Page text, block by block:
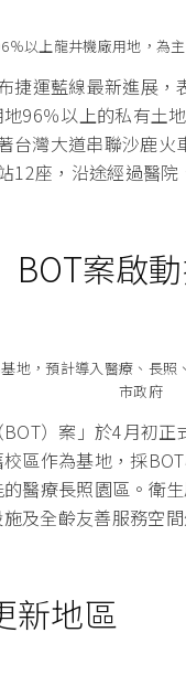
％以上龍井機廠用地，為
捷運藍線最新進展
96％以上的私有土
灣大道串聯沙鹿火
12座，沿途經過醫
案啟
地，預計導入醫療、長
市政府
）案」於4月初
區作為基地，採
醫療長照園區。衛
及全齡友善服務空
新地區